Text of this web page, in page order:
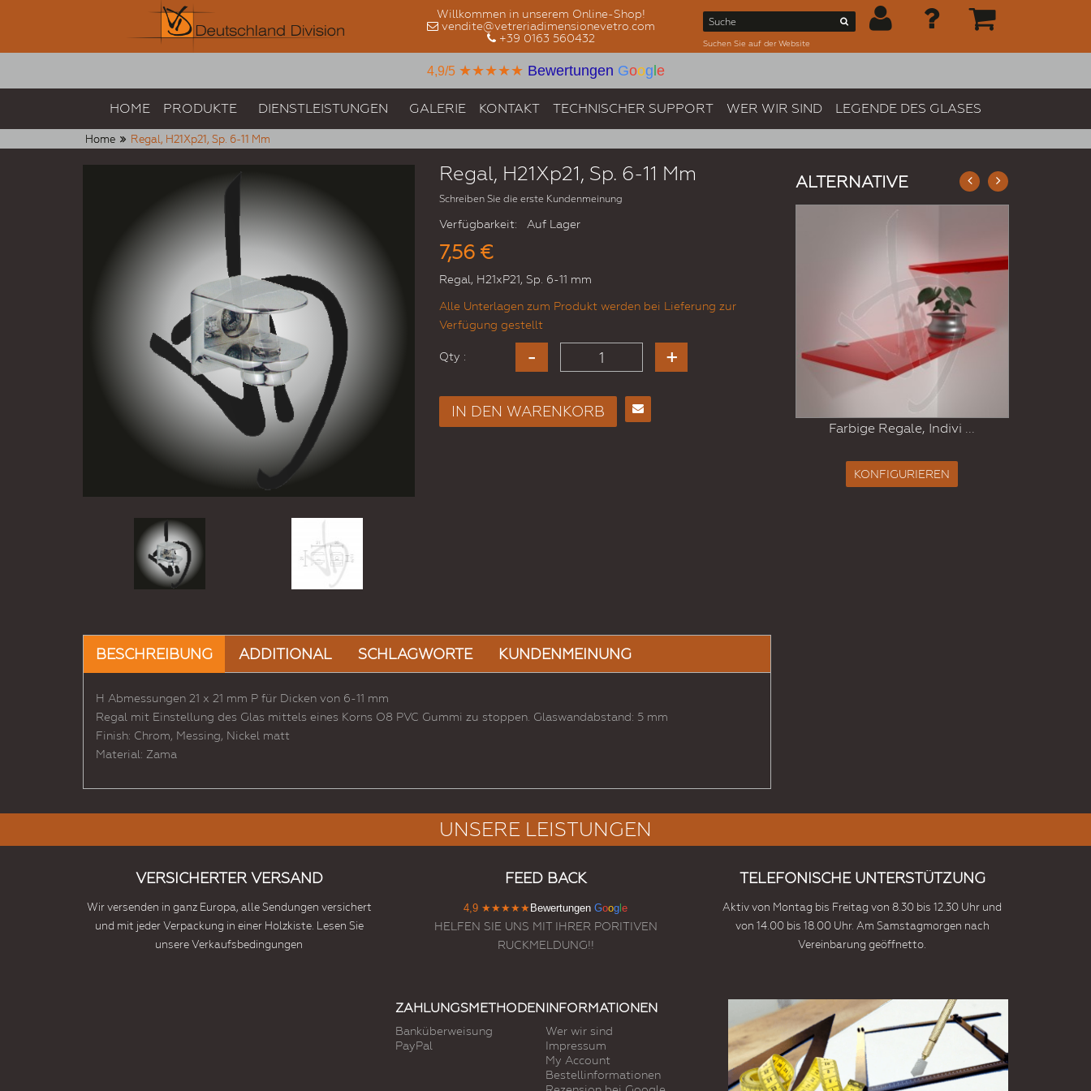
Willkommen in unserem Online-Shop!
vendite@vetreriadimensionevetro.com
+39 0163 560432
Suchen Sie auf der Website
4,9/5 ★★★★★ Bewertungen Goog e
HOME PRODUKTE DIENSTLEISTUNGEN GALERIE KONTAKT TECHNISCHER SUPPORT WER WIR SIND LEGENDE DES GLASES
Home Regal, H21Xp21, Sp. 6-11 Mm
Regal, H21Xp21, Sp. 6-11 Mm
Schreiben Sie die erste Kundenmeinung
Verfügbarkeit: Auf Lager
7,56 €
Regal, H21xP21, Sp. 6-11 mm
Alle Unterlagen zum Produkt werden bei Lieferung zur
Verfügung gestellt
Qty :
IN DEN WARENKORB
BESCHREIBUNG ADDITIONAL SCHLAGWORTE KUNDENMEINUNG
H Abmessungen 21 x 21 mm P für Dicken von 6-11 mm
Regal mit Einstellung des Glas mittels eines Korns O8 PVC Gummi zu stoppen. Glaswandabstand: 5 mm
Finish: Chrom, Messing, Nickel matt
Material: Zama
ALTERNATIVE
Regal In Transparentem ...
Farbige Regale, Indivi ...
KONFIGURIEREN
UNSERE LEISTUNGEN
VERSICHERTER VERSAND
Wir versenden in ganz Europa, alle Sendungen versichert
und mit jeder Verpackung in einer Holzkiste. Lesen Sie
unsere Verkaufsbedingungen
FEED BACK
4,9 ★★★★★ Bewertungen Goog e
HELFEN SIE UNS MIT IHRER PORITIVEN
RUCKMELDUNG!!
TELEFONISCHE UNTERSTÜTZUNG
Aktiv von Montag bis Freitag von 8.30 bis 12.30 Uhr und
von 14.00 bis 18.00 Uhr. Am Samstagmorgen nach
Vereinbarung geöffnetto.
ZAHLUNGSMETHODEN
Banküberweisung
PayPal
INFORMATIONEN
Wer wir sind
Impressum
My Account
Bestellinformationen